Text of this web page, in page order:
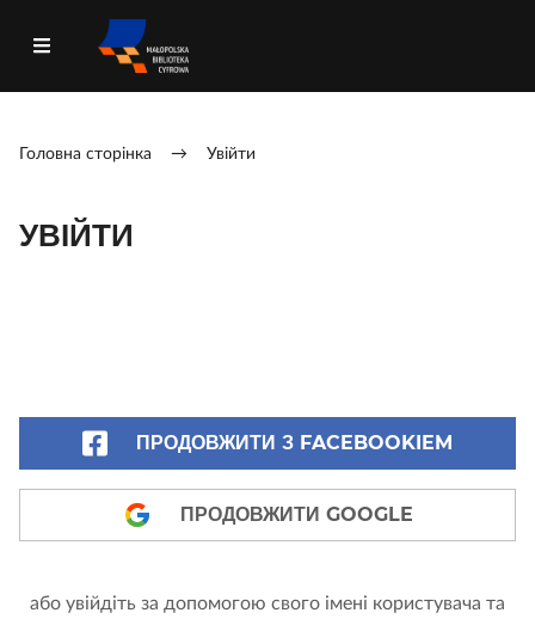
Головна сторінка → Увійти
УВІЙТИ
ПРОДОВЖИТИ З FACEBOOKIEM
ПРОДОВЖИТИ GOOGLE
або увійдіть за допомогою свого імені користувача та